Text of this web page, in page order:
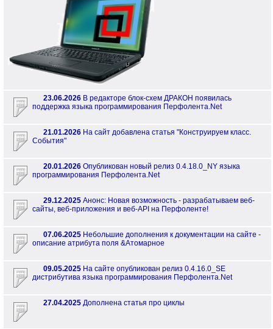
23.06.2026 В редакторе блок-схем ДРАКОН появилась
поддержка языка программирования Перфолента.Net
21.01.2026 На сайт добавлена статья "Конструируем класс.
События"
20.01.2026 Опубликован новый релиз 0.4.18.0_NY языка
программирования Перфолента.Net
29.12.2025 Анонс: Новая возможность - разрабатываем веб-
сайты, веб-приложения и веб-API на Перфоленте!
07.06.2025 Небольшие дополнения к документации на сайте -
описание атрибута поля &Атомарное
09.05.2025 На сайте опубликован релиз 0.4.16.0_SE
дистрибутива языка программирования Перфолента.Net
27.04.2025 Дополнена статья про циклы